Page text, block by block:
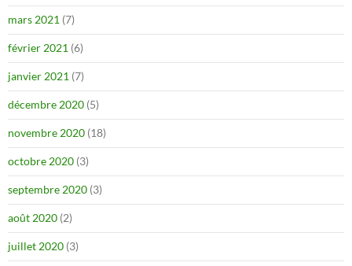
mars 2021 (7)
février 2021 (6)
janvier 2021 (7)
décembre 2020 (5)
novembre 2020 (18)
octobre 2020 (3)
septembre 2020 (3)
août 2020 (2)
juillet 2020 (3)